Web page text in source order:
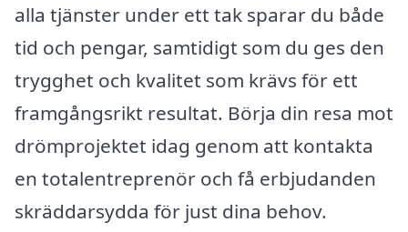
alla tjänster under ett tak sparar du både
tid och pengar, samtidigt som du ges den
trygghet och kvalitet som krävs för ett
framgångsrikt resultat. Börja din resa mot
drömprojektet idag genom att kontakta
en totalentreprenör och få erbjudanden
skräddarsydda för just dina behov.